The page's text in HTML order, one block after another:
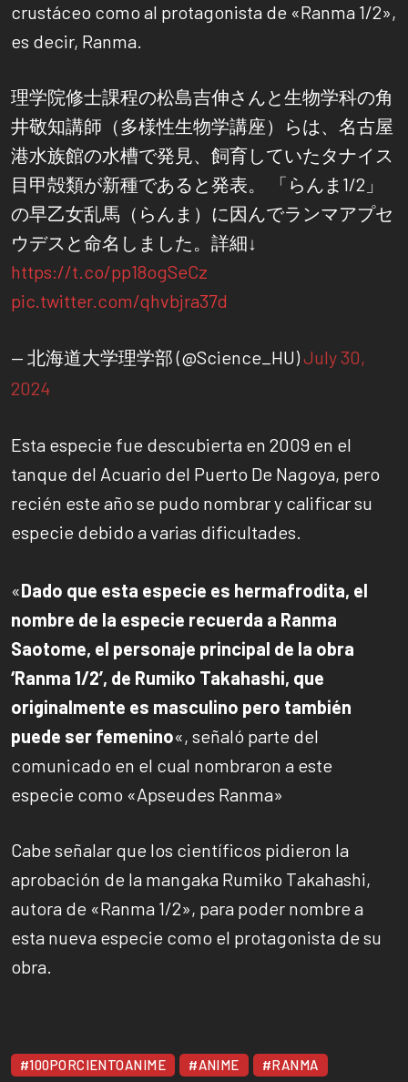
crustáceo como al protagonista de «Ranma 1/2»,
es decir, Ranma.
理学院修士課程の松島吉伸さんと生物学科の角
井敬知講師（多様性生物学講座）らは、名古屋
港水族館の水槽で発見、飼育していたタナイス
目甲殻類が新種であると発表。 「らんま1/2」
の早乙女乱馬（らんま）に因んでランマアプセ
ウデスと命名しました。詳細↓
https://t.co/pp18ogSeCz
pic.twitter.com/qhvbjra37d
— 北海道大学理学部 (@Science_HU)July 30,
2024
Esta especie fue descubierta en 2009 en el
tanque del Acuario del Puerto De Nagoya, pero
recién este año se pudo nombrar y calificar su
especie debido a varias dificultades.
«Dado que esta especie es hermafrodita, el
nombre de la especie recuerda a Ranma
Saotome, el personaje principal de la obra
‘Ranma 1/2’, de Rumiko Takahashi, que
originalmente es masculino pero también
puede ser femenino«, señaló parte del
comunicado en el cual nombraron a este
especie como «Apseudes Ranma»
Cabe señalar que los científicos pidieron la
aprobación de la mangaka Rumiko Takahashi,
autora de «Ranma 1/2», para poder nombre a
esta nueva especie como el protagonista de su
obra.
#100PORCIENTOANIME #ANIME #RANMA